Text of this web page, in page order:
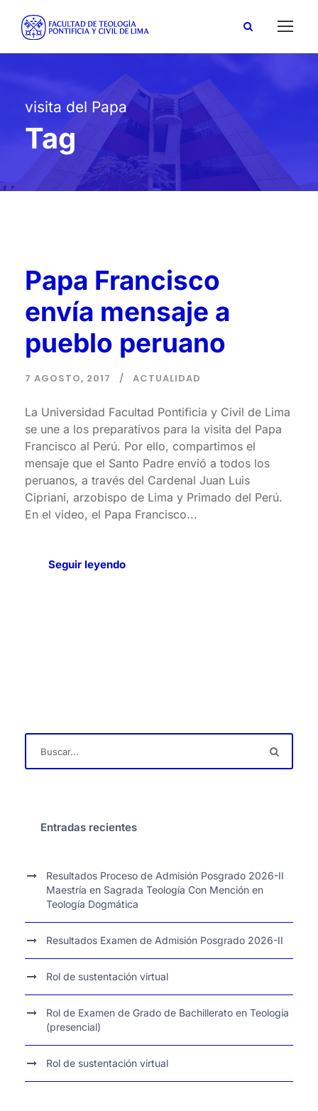
visita del Papa
Tag
Papa Francisco
envía mensaje a
pueblo peruano
7 AGOSTO, 2017 ACTUALIDAD
La Universidad Facultad Pontificia y Civil de Lima
se une a los preparativos para la visita del Papa
Francisco al Perú. Por ello, compartimos el
mensaje que el Santo Padre envió a todos los
peruanos, a través del Cardenal Juan Luis
Cipriani, arzobispo de Lima y Primado del Perú.
En el video, el Papa Francisco...
Seguir leyendo
Entradas recientes
Resultados Proceso de Admisión Posgrado 2026-II
Maestría en Sagrada Teología Con Mención en
Teología Dogmática
Resultados Examen de Admisión Posgrado 2026-II
Rol de sustentación virtual
Rol de Examen de Grado de Bachillerato en Teología
(presencial)
Rol de sustentación virtual